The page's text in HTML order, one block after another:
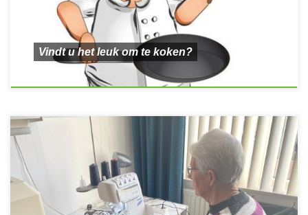
Vindt u het leuk om te koken?